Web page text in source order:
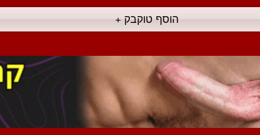
הוסף טוקבק +